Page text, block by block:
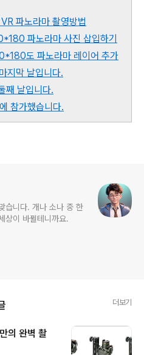
파노라마 촬영방법
파노라마 사진 삽입하기
도 파노라마 레이어 추가
막 날입니다.
날입니다.
참가했습니다.
습니다. 개나 소나 중 한
상이 바뀔테니까요.
더보기
의 완벽 촬